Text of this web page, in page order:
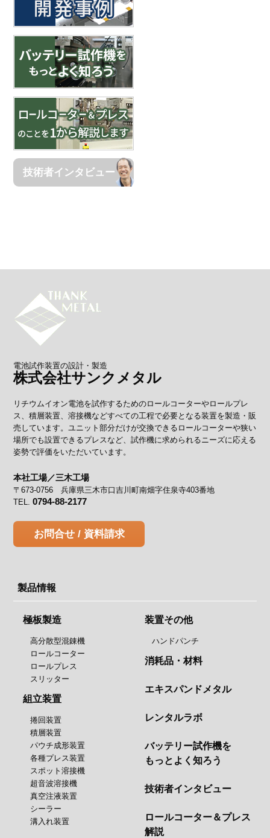
技術者インタビュー
電池試作装置の設計・製造
株式会社サンクメタル
リチウムイオン電池を試作するためのロールコーターやロールプレ
ス、積層装置、溶接機などすべての工程で必要となる装置を製造・販
売しています。ユニット部分だけが交換できるロールコーターや狭い
場所でも設置できるプレスなど、試作機に求められるニーズに応える
姿勢で評価をいただいています。
本社工場／三木工場
〒673-0756 兵庫県三木市口吉川町南畑字住泉寺403番地
TEL.0794-88-2177
お問合せ / 資料請求
製品情報
極板製造
高分散型混錬機
ロールコーター
ロールプレス
スリッター
組立装置
捲回装置
積層装置
パウチ成形装置
各種プレス装置
スポット溶接機
超音波溶接機
真空注液装置
シーラー
溝入れ装置
装置その他
ハンドパンチ
消耗品・材料
エキスパンドメタル
レンタルラボ
バッテリー試作機を
もっとよく知ろう
技術者インタビュー
ロールコーター＆プレス
解説